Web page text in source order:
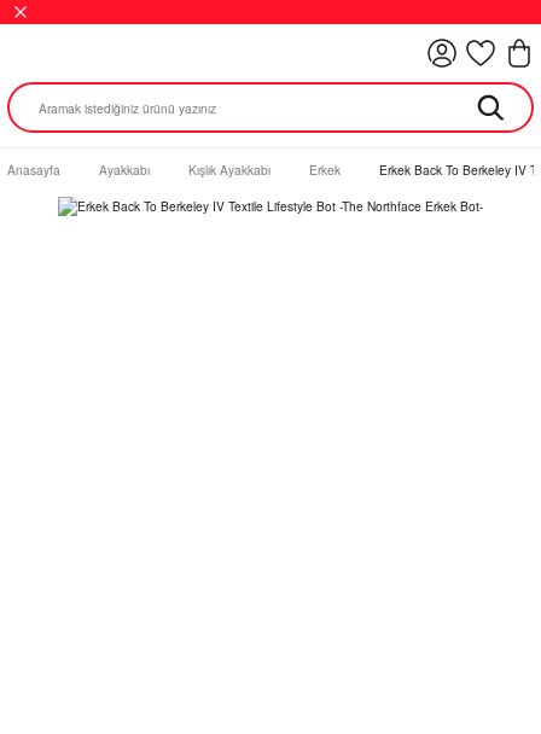
Anasayfa Ayakkabı Kışlık Ayakkabı Erkek Erkek Back To Berkeley IV